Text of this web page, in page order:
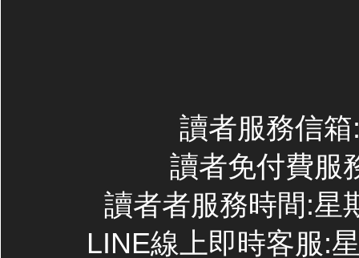
讀者服務信
讀者免付費服
讀者者服務時間:星
LINE線上即時客服: